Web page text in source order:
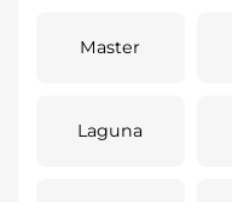
Master
Laguna